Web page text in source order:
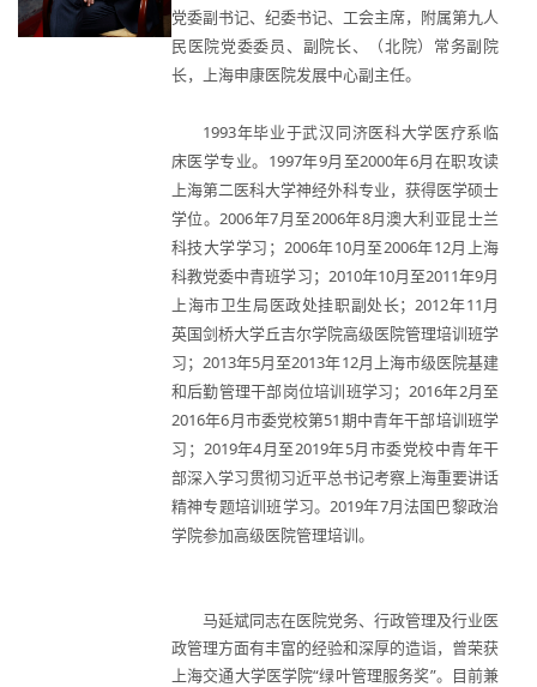
党委副书记、纪委书记、工会主席，附属第九人
民医院党委委员、副院长、（北院）常务副院
长，上海申康医院发展中心副主任。
1993年毕业于武汉同济医科大学医疗系临
床医学专业。1997年9月至2000年6月在职攻读
上海第二医科大学神经外科专业，获得医学硕士
学位。2006年7月至2006年8月澳大利亚昆士兰
科技大学学习；2006年10月至2006年12月上海
科教党委中青班学习；2010年10月至2011年9月
上海市卫生局医政处挂职副处长；2012年11月
英国剑桥大学丘吉尔学院高级医院管理培训班学
习；2013年5月至2013年12月上海市级医院基建
和后勤管理干部岗位培训班学习；2016年2月至
2016年6月市委党校第51期中青年干部培训班学
习；2019年4月至2019年5月市委党校中青年干
部深入学习贯彻习近平总书记考察上海重要讲话
精神专题培训班学习。2019年7月法国巴黎政治
学院参加高级医院管理培训。
马延斌同志在医院党务、行政管理及行业医
政管理方面有丰富的经验和深厚的造诣，曾荣获
上海交通大学医学院“绿叶管理服务奖”。目前兼